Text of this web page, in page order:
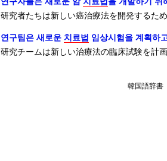
研究者たちは新しい癌治療法を開発するた
연구팀은 새로운 치료법 임상시험을 계획하
研究チームは新しい治療法の臨床試験を計
韓国語辞書